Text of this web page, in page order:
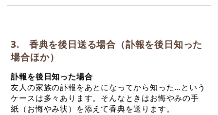
3. 香典を後日送る場合（訃報を後日知った
場合ほか）
訃報を後日知った場合
友人の家族の訃報をあとになってから知った…という
ケースは多々あります。そんなときはお悔やみの手
紙（お悔やみ状）を添えて香典を送ります。